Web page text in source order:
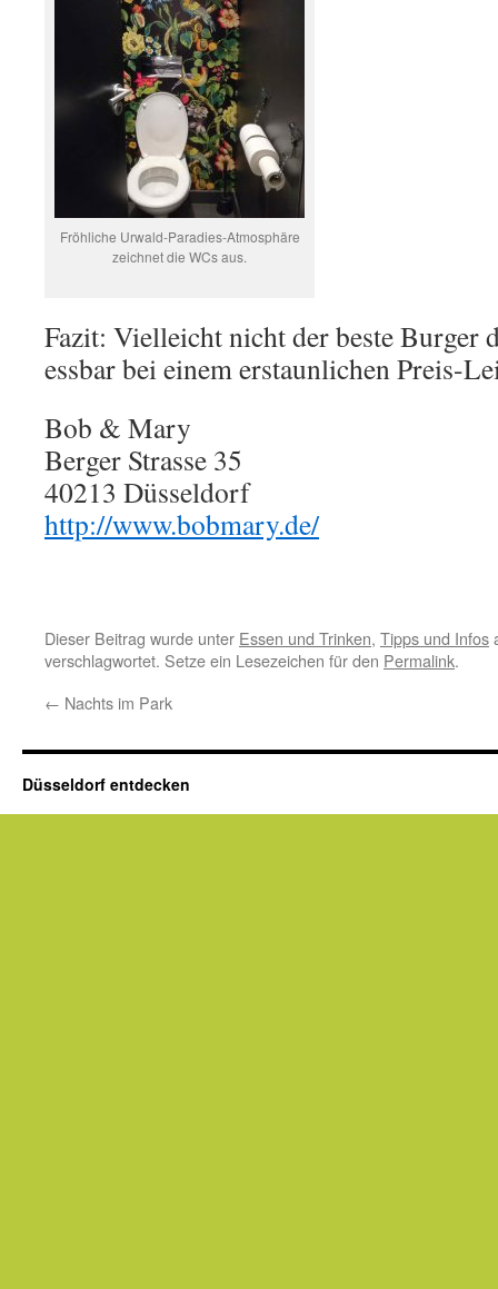
Fröhliche Urwald-Paradies-Atmosphäre
zeichnet die WCs aus.
Fazit: Vielleicht nicht der beste Burger
essbar bei einem erstaunlichen Preis-
Bob & Mary
Berger Strasse 35
40213 Düsseldorf
http://www.bobmary.de/
Dieser Beitrag wurde unter Essen und Trinken, Tipps und Infos
verschlagwortet. Setze ein Lesezeichen für den Permalink.
← Nachts im Park
Düsseldorf entdecken